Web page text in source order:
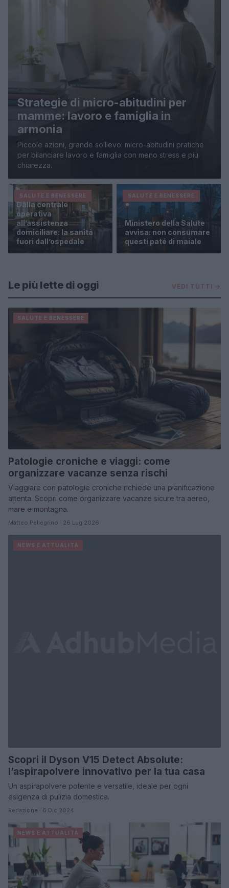
Strategie di micro-abitudini per
mamme: lavoro e famiglia in
armonia
Piccole azioni, grande sollievo: micro-abitudini pratiche
per bilanciare lavoro e famiglia con meno stress e più
chiarezza.
SALUTE E BENESSERE
Dalla centrale
operativa
all’assistenza
domiciliare: la sanità
fuori dall’ospedale
SALUTE E BENESSERE
Ministero della Salute
avvisa: non consumare
questi paté di maiale
Le più lette di oggi VEDI TUTTI →
SALUTE E BENESSERE
Patologie croniche e viaggi: come
organizzare vacanze senza rischi
Viaggiare con patologie croniche richiede una pianificazione
attenta. Scopri come organizzare vacanze sicure tra aereo,
mare e montagna.
Matteo Pellegrino · 26 Lug 2026
NEWS E ATTUALITÀ
Scopri il Dyson V15 Detect Absolute:
l’aspirapolvere innovativo per la tua casa
Un aspirapolvere potente e versatile, ideale per ogni
esigenza di pulizia domestica.
Redazione · 6 Dic 2024
NEWS E ATTUALITÀ